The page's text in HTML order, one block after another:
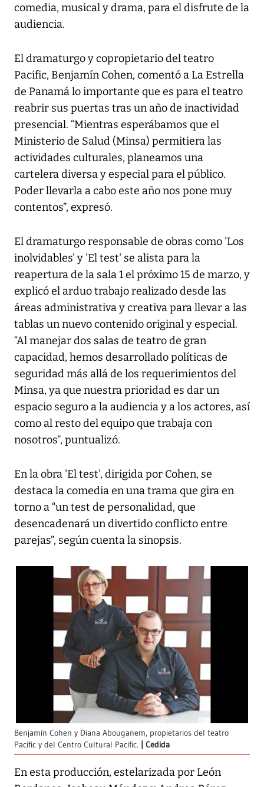
comedia, musical y drama, para el disfrute de la
audiencia.
El dramaturgo y copropietario del teatro
Pacific, Benjamín Cohen, comentó a La Estrella
de Panamá lo importante que es para el teatro
reabrir sus puertas tras un año de inactividad
presencial. “Mientras esperábamos que el
Ministerio de Salud (Minsa) permitiera las
actividades culturales, planeamos una
cartelera diversa y especial para el público.
Poder llevarla a cabo este año nos pone muy
contentos”, expresó.
El dramaturgo responsable de obras como 'Los
inolvidables' y 'El test' se alista para la
reapertura de la sala 1 el próximo 15 de marzo, y
explicó el arduo trabajo realizado desde las
áreas administrativa y creativa para llevar a las
tablas un nuevo contenido original y especial.
“Al manejar dos salas de teatro de gran
capacidad, hemos desarrollado políticas de
seguridad más allá de los requerimientos del
Minsa, ya que nuestra prioridad es dar un
espacio seguro a la audiencia y a los actores, así
como al resto del equipo que trabaja con
nosotros”, puntualizó.
En la obra 'El test', dirigida por Cohen, se
destaca la comedia en una trama que gira en
torno a “un test de personalidad, que
desencadenará un divertido conflicto entre
parejas”, según cuenta la sinopsis.
Benjamín Cohen y Diana Abouganem, propietarios del teatro
Pacific y del Centro Cultural Pacific.
Cedida
En esta producción, estelarizada por León